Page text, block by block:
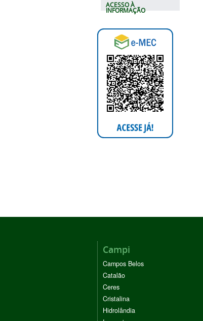
ACESSO À
INFORMAÇÃO
Campi
Campos Belos
Catalão
Ceres
Cristalina
Hidrolândia